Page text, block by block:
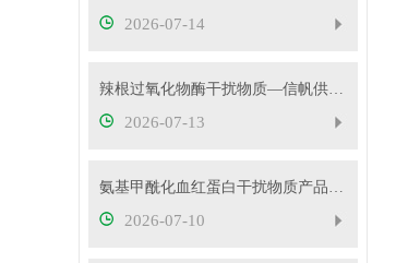
2026-07-14
辣根过氧化物酶干扰物质—信帆供应多种浓度
2026-07-13
氨基甲酰化血红蛋白干扰物质产品使用方法
2026-07-10